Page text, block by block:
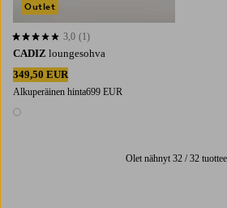
CADIZ loungesohva
349,50 EUR
Alkuperäinen hinta699 EUR
1 väri
3,0 perustuen 1 arvosanaan
3,0 (1)
Outlet
Olet nähnyt 32 / 32